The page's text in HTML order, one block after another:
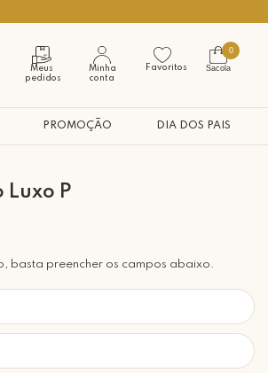
Meus
pedidos
Minha
conta
Favoritos
0
Sacola
PROMOÇÃO DIA DOS PAIS
Luxo P
basta preencher os campos abaixo.